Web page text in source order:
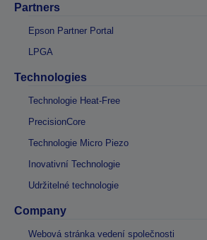
Partners
Epson Partner Portal
LPGA
Technologies
Technologie Heat-Free
PrecisionCore
Technologie Micro Piezo
Inovativní Technologie
Udržitelné technologie
Company
Webová stránka vedení společnosti